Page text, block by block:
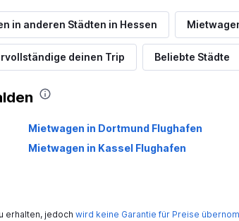
Preise prüfen
in anderen Städten in Hessen
deinen Trip Beliebte Städte
Mietwagen in Dortmund Flughafen
Mietwagen in Kassel Flughafen
erhalten, jedoch wird keine Garantie für Preise